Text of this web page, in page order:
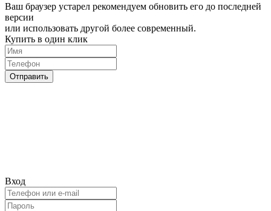
Ваш браузер устарел рекомендуем обновить его до последней
версии
или использовать другой более современный.
Купить в один клик
Отправить
Вход